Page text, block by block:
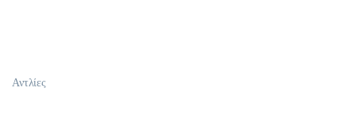
Αντλίες